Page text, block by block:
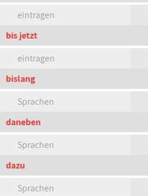
eintragen
bis jetzt
eintragen
bislang
Sprachen
daneben
Sprachen
dazu
Sprachen